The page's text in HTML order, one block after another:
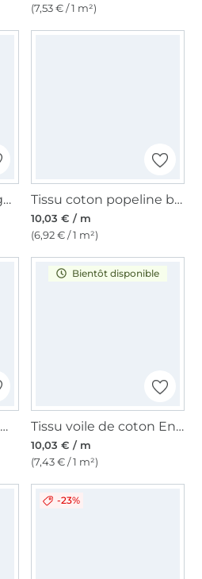
(7,53 € / 1 m²)
Tissu déco panneau gobelin Phare, 46 x 46 cm Tissu coton popeline bateaux, blanc vanille
10,03 € / m
(6,92 € / 1 m²)
Tissu déco semi panama ancres marines, naturel
Bientôt disponible
Tissu voile de coton Enjoy Classic Fishes, bleu denim
10,03 € / m
(7,43 € / 1 m²)
-23%